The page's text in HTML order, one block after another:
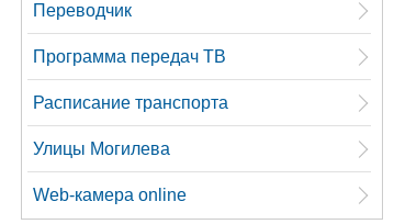
Переводчик
Программа передач ТВ
Расписание транспорта
Улицы Могилева
Web-камера online